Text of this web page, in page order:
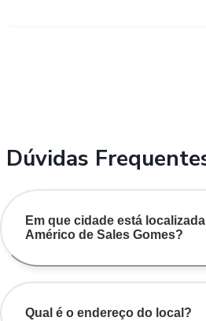
Dúvidas
Em que cidade está
Américo de Sales Gomes?
Qual é o endereço do local?